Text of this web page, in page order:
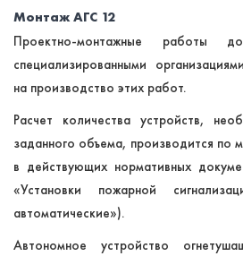
Монтаж АГС 12
Проектно-монтажные работы
специализированными
на производство этих работ.
Расчет количества устройств,
заданного объема, производится по
в действующих нормативных
«Установки пожарной
автоматические»).
Автономное устройство